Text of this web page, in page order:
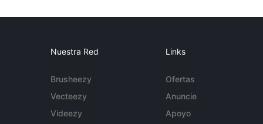
Nuestra Red
Brusheezy
Vecteezy
Videezy
Links
Ofertas
Anuncie
Apoyo